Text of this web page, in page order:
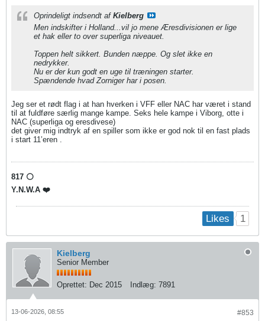
Oprindeligt indsendt af Kielberg
Men indskifter i Holland...vil jo mene Æresdivisionen er lige
et hak eller to over superliga niveauet.
Toppen helt sikkert. Bunden næppe. Og slet ikke en
nedrykker.
Nu er der kun godt en uge til træningen starter.
Spændende hvad Zorniger har i posen.
Jeg ser et rødt flag i at han hverken i VFF eller NAC har været i stand
til at fuldføre særlig mange kampe. Seks hele kampe i Viborg, otte i
NAC (superliga og eresdivese)
det giver mig indtryk af en spiller som ikke er god nok til en fast plads
i start 11’eren .
817 ⚪️
Y.N.W.A ❤️
Likes 1
Kielberg
Senior Member
Oprettet: Dec 2015 Indlæg: 7891
#853
13-06-2026, 08:55